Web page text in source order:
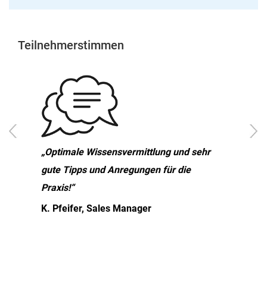
Teilnehmerstimmen
„Optimale Wissensvermittlung und sehr
gute Tipps und Anregungen für die
Praxis!“
K. Pfeifer, Sales Manager